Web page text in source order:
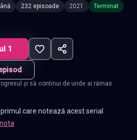
232 episoade 2021
Terminat
1
și să continui de unde ai rămas.
primul care notează acest serial